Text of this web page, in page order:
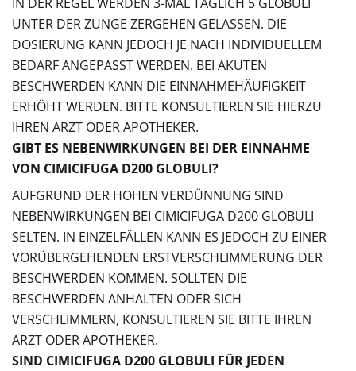
UNTER DER ZUNGE ZERGEHEN GELASSEN. DIE
DOSIERUNG KANN JEDOCH JE NACH INDIVIDUELLEM
BEDARF ANGEPASST WERDEN. BEI AKUTEN
BESCHWERDEN KANN DIE EINNAHMEHÄUFIGKEIT
ERHÖHT WERDEN. BITTE KONSULTIEREN SIE HIERZU
IHREN ARZT ODER APOTHEKER.
GIBT ES NEBENWIRKUNGEN BEI DER EINNAHME
VON CIMICIFUGA D200 GLOBULI?
AUFGRUND DER HOHEN VERDÜNNUNG SIND
NEBENWIRKUNGEN BEI CIMICIFUGA D200 GLOBULI
SELTEN. IN EINZELFÄLLEN KANN ES JEDOCH ZU EINER
VORÜBERGEHENDEN ERSTVERSCHLIMMERUNG DER
BESCHWERDEN KOMMEN. SOLLTEN DIE
BESCHWERDEN ANHALTEN ODER SICH
VERSCHLIMMERN, KONSULTIEREN SIE BITTE IHREN
ARZT ODER APOTHEKER.
SIND CIMICIFUGA D200 GLOBULI FÜR JEDEN